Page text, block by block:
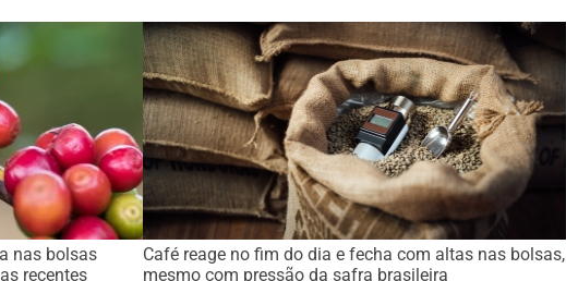
nas bolsas
recentes
Café reage no fim do dia e fecha com altas nas bolsas,
mesmo com pressão da safra brasileira